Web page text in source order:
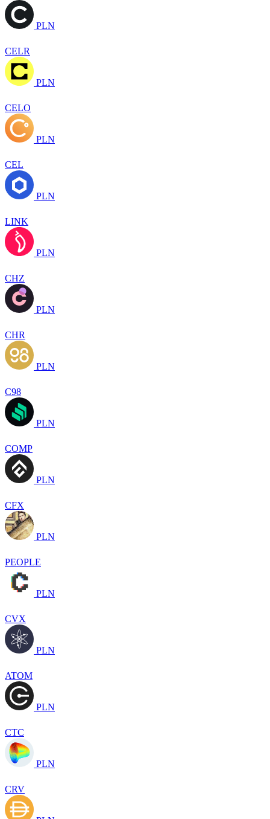
PLN
CELR
PLN
CELO
PLN
CEL
PLN
LINK
PLN
CHZ
PLN
CHR
PLN
C98
PLN
COMP
PLN
CFX
PLN
PEOPLE
PLN
CVX
PLN
ATOM
PLN
CTC
PLN
CRV